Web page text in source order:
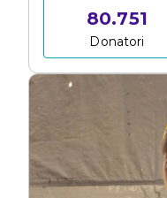
80.751
Donatori